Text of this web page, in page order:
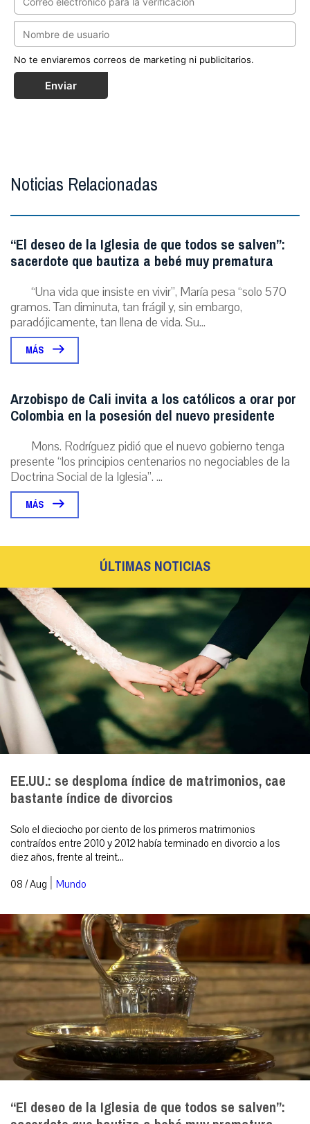
No te enviaremos correos de marketing ni publicitarios.
Enviar
Noticias Relacionadas
“El deseo de la Iglesia de que todos se salven”:
sacerdote que bautiza a bebé muy prematura
“Una vida que insiste en vivir”, María pesa “solo 570
gramos. Tan diminuta, tan frágil y, sin embargo,
paradójicamente, tan llena de vida. Su...
MÁS
Arzobispo de Cali invita a los católicos a orar por
Colombia en la posesión del nuevo presidente
Mons. Rodríguez pidió que el nuevo gobierno tenga
presente “los principios centenarios no negociables de la
Doctrina Social de la Iglesia”. ...
MÁS
ÚLTIMAS NOTICIAS
EE.UU.: se desploma índice de matrimonios, cae
bastante índice de divorcios
Solo el dieciocho por ciento de los primeros matrimonios
contraídos entre 2010 y 2012 había terminado en divorcio a los
diez años, frente al treint...
08 / Aug | Mundo
“El deseo de la Iglesia de que todos se salven”: